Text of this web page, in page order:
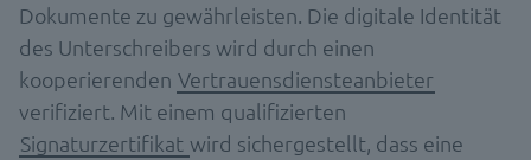
Dokumente zu gewährleisten. Die digitale Identität
des Unterschreibers wird durch einen
kooperierenden Vertrauensdiensteanbieter
verifiziert. Mit einem qualifizierten
Signaturzertifikat wird sichergestellt, dass eine